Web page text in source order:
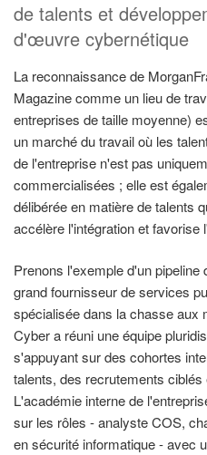
de talents et
d'œuvre cybernétique
La reconnaissance de
Magazine comme un lieu de
entreprises de taille moyenne)
un marché du travail où les
de l'entreprise n'est pas
commercialisées ; elle est
délibérée en matière de talents
accélère l'intégration et favorise
Prenons l'exemple d'un
grand fournisseur de services
spécialisée dans la chasse aux
Cyber a réuni une équipe
s'appuyant sur des cohortes
talents, des recrutements
L'académie interne de
sur les rôles - analyste COS,
en sécurité informatique - avec